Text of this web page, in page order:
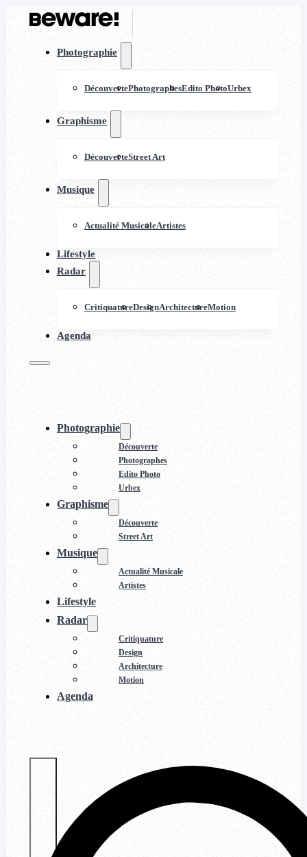
Photographie
DécouvertePhotographesEdito PhotoUrbex
Graphisme
DécouverteStreet Art
Musique
Actualité MusicaleArtistes
Lifestyle
Radar
CritiquatureDesignArchitectureMotion
Agenda
Photographie
Découverte
Photographes
Edito Photo
Urbex
Graphisme
Découverte
Street Art
Musique
Actualité Musicale
Artistes
Lifestyle
Radar
Critiquature
Design
Architecture
Motion
Agenda